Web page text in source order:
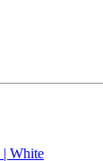
| White